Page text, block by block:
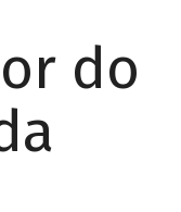
do